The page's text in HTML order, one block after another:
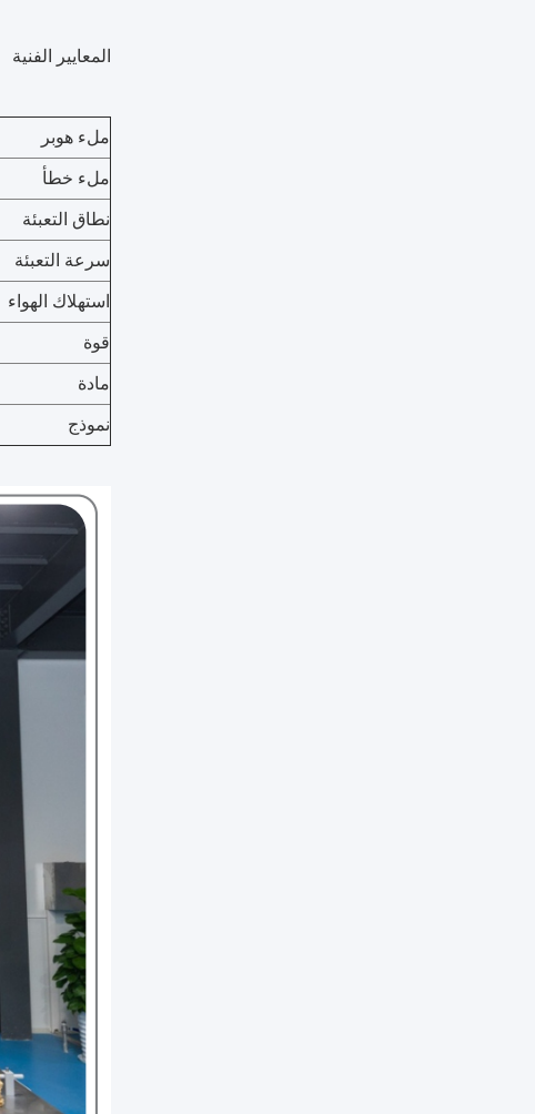
المعايير الفنية
ملء هوبر
ملء خطأ
نطاق التعبئة
سرعة التعبئة
استهلاك الهواء
قوة
مادة
نموذج